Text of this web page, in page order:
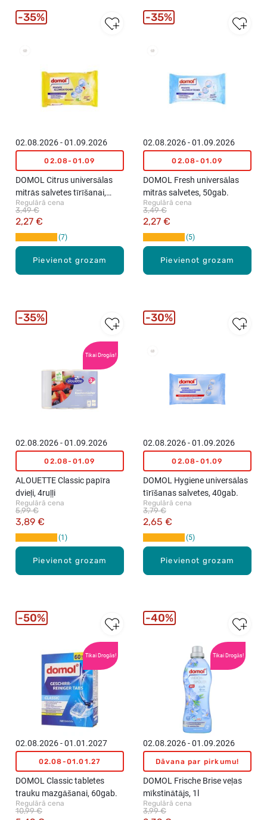
Pievienot grozam
02.08.2026 - 01.09.2026
02.08-01.09
DOMOL Citrus universālas
mitrās salvetes tīrīšanai,
50gab.
Regulārā cena
2,27 €
3,49 €
7
35%
Pievienot grozam
02.08.2026 - 01.09.2026
02.08-01.09
DOMOL Fresh universālas
mitrās salvetes, 50gab.
Regulārā cena
2,27 €
3,49 €
5
35%
Tikai Drogās!
Pievienot grozam
02.08.2026 - 01.09.2026
02.08-01.09
ALOUETTE Classic papīra
dvieļi, 4ruļļi
Regulārā cena
3,89 €
5,99 €
1
35%
Pievienot grozam
02.08.2026 - 01.09.2026
02.08-01.09
DOMOL Hygiene universālas
tīrīšanas salvetes, 40gab.
Regulārā cena
2,65 €
3,79 €
5
30%
Tikai Drogās!
02.08.2026 - 01.01.2027
02.08-01.01.27
DOMOL Classic tabletes
trauku mazgāšanai, 60gab.
Regulārā cena
10,99 €
50%
Tikai Drogās!
02.08.2026 - 01.09.2026
Dāvana par pirkumu!
DOMOL Frische Brise veļas
mīkstinātājs, 1l
Regulārā cena
3,99 €
40%